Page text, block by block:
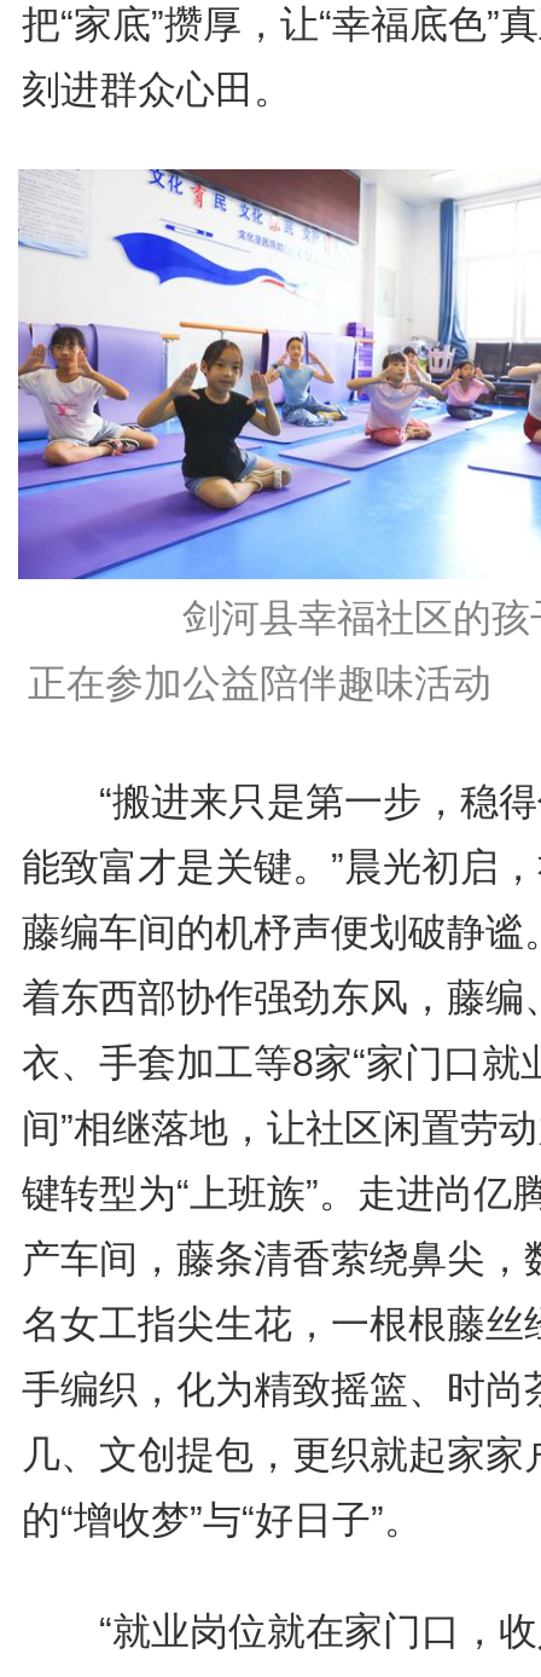
把“家底”攒厚，让“幸福底色”
刻进群众心田。
剑河县幸福社区的孩
正在参加公益陪伴趣味活动
“搬进来只是第一步，稳得
能致富才是关键。”晨光初启
藤编车间的机杼声便划破静谧
着东西部协作强劲东风，藤编
衣、手套加工等8家“家门口就
间”相继落地，让社区闲置劳
键转型为“上班族”。走进尚亿
产车间，藤条清香萦绕鼻尖，
名女工指尖生花，一根根藤丝
手编织，化为精致摇篮、时尚
几、文创提包，更织就起家家
的“增收梦”与“好日子”。
“就业岗位就在家门口，收